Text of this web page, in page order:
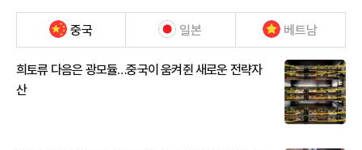
중국 일본 베트남
희토류 다음은 광모듈…중국이 움켜쥔 새로운 전략자
산